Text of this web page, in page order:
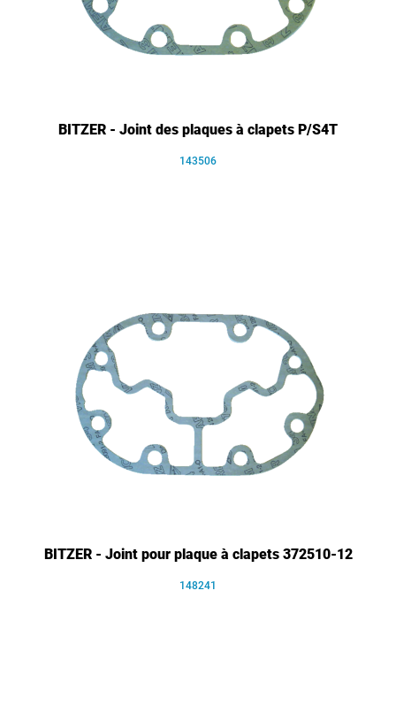
BITZER - Joint des plaques à clapets P/S4T
143506
BITZER - Joint pour plaque à clapets 372510-12
148241